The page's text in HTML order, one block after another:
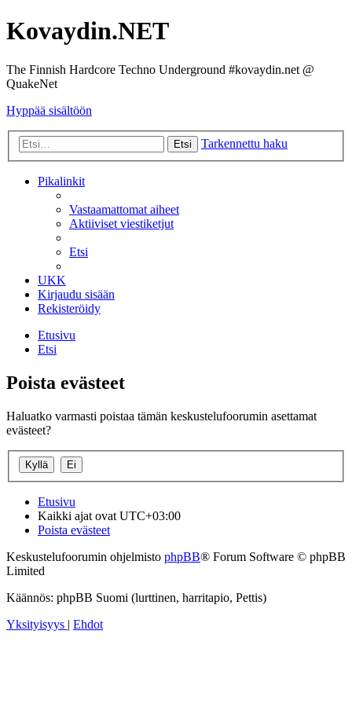
Kovaydin.NET
The Finnish Hardcore Techno Underground #kovaydin.net @
QuakeNet
Hyppää sisältöön
Etsi Tarkennettu haku
Pikalinkit
Vastaamattomat aiheet
Aktiiviset viestiketjut
Etsi
UKK
Kirjaudu sisään
Rekisteröidy
Etusivu
Etsi
Poista evästeet
Haluatko varmasti poistaa tämän keskustelufoorumin asettamat
evästeet?
Etusivu
Kaikki ajat ovat UTC+03:00
Poista evästeet
Keskustelufoorumin ohjelmisto phpBB® Forum Software © phpBB
Limited
Käännös: phpBB Suomi (lurttinen, harritapio, Pettis)
Yksityisyys | Ehdot